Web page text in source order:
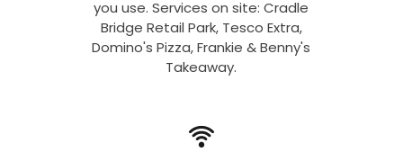
you use. Services on site: Cradle
Bridge Retail Park, Tesco Extra,
Domino's Pizza, Frankie & Benny's
Takeaway.